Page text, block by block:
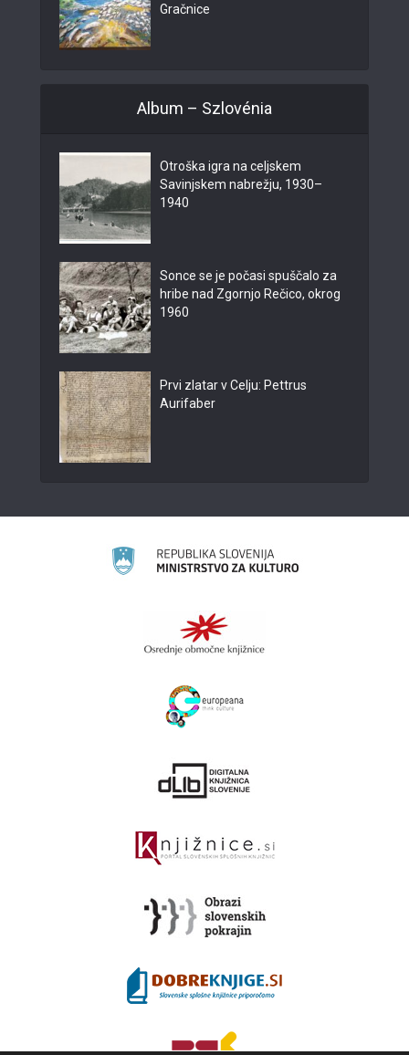
Gračnice
Album – Szlovénia
Otroška igra na celjskem
Savinjskem nabrežju, 1930–
1940
Sonce se je počasi spuščalo za
hribe nad Zgornjo Rečico, okrog
1960
Prvi zlatar v Celju: Pettrus
Aurifaber